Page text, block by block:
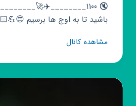
باشید تا به اوج ها برسیم 😍💪🏻
مشاهده کانالکانال
☆شوتی
سواران☆